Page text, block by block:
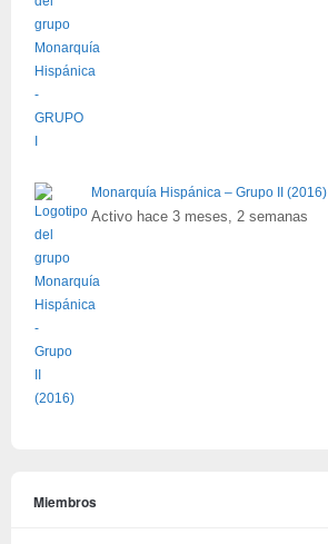
Monarquía Hispánica – Grupo II (2016)
Activo hace 3 meses, 2 semanas
Miembros